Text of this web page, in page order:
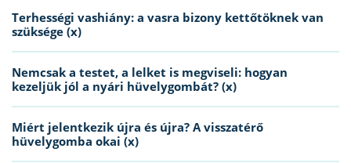
Terhességi vashiány: a vasra bizony kettőtöknek van
szüksége (x)
Nemcsak a testet, a lelket is megviseli: hogyan
kezeljük jól a nyári hüvelygombát? (x)
Miért jelentkezik újra és újra? A visszatérő
hüvelygomba okai (x)